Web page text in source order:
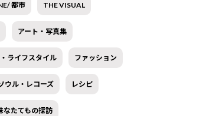
都市 THE VISUAL
アート・写真集
ライフスタイル ファッション
ウル・レコーズ レシピ
なたてもの探訪